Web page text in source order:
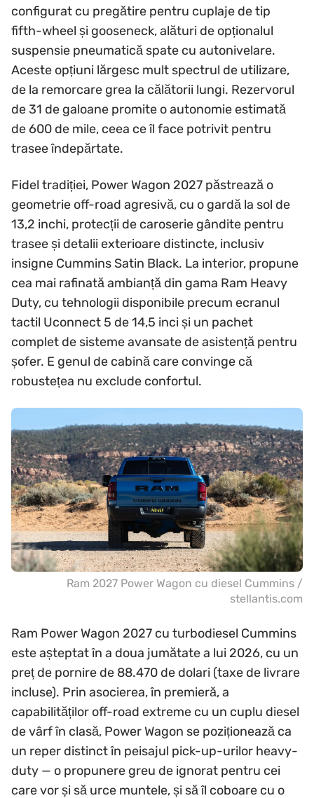
configurat cu pregătire pentru cuplaje de tip
fifth-wheel și gooseneck, alături de opționalul
suspensie pneumatică spate cu autonivelare.
Aceste opțiuni lărgesc mult spectrul de utilizare,
de la remorcare grea la călătorii lungi. Rezervorul
de 31 de galoane promite o autonomie estimată
de 600 de mile, ceea ce îl face potrivit pentru
trasee îndepărtate.
Fidel tradiției, Power Wagon 2027 păstrează o
geometrie off-road agresivă, cu o gardă la sol de
13,2 inchi, protecții de caroserie gândite pentru
trasee și detalii exterioare distincte, inclusiv
insigne Cummins Satin Black. La interior, propune
cea mai rafinată ambianță din gama Ram Heavy
Duty, cu tehnologii disponibile precum ecranul
tactil Uconnect 5 de 14,5 inci și un pachet
complet de sisteme avansate de asistență pentru
șofer. E genul de cabină care convinge că
robustețea nu exclude confortul.
Ram 2027 Power Wagon cu diesel Cummins /
stellantis.com
Ram Power Wagon 2027 cu turbodiesel Cummins
este așteptat în a doua jumătate a lui 2026, cu un
preț de pornire de 88.470 de dolari (taxe de livrare
incluse). Prin asocierea, în premieră, a
capabilităților off-road extreme cu un cuplu diesel
de vârf în clasă, Power Wagon se poziționează ca
un reper distinct în peisajul pick-up-urilor heavy-
duty — o propunere greu de ignorat pentru cei
care vor și să urce muntele, și să îl coboare cu o